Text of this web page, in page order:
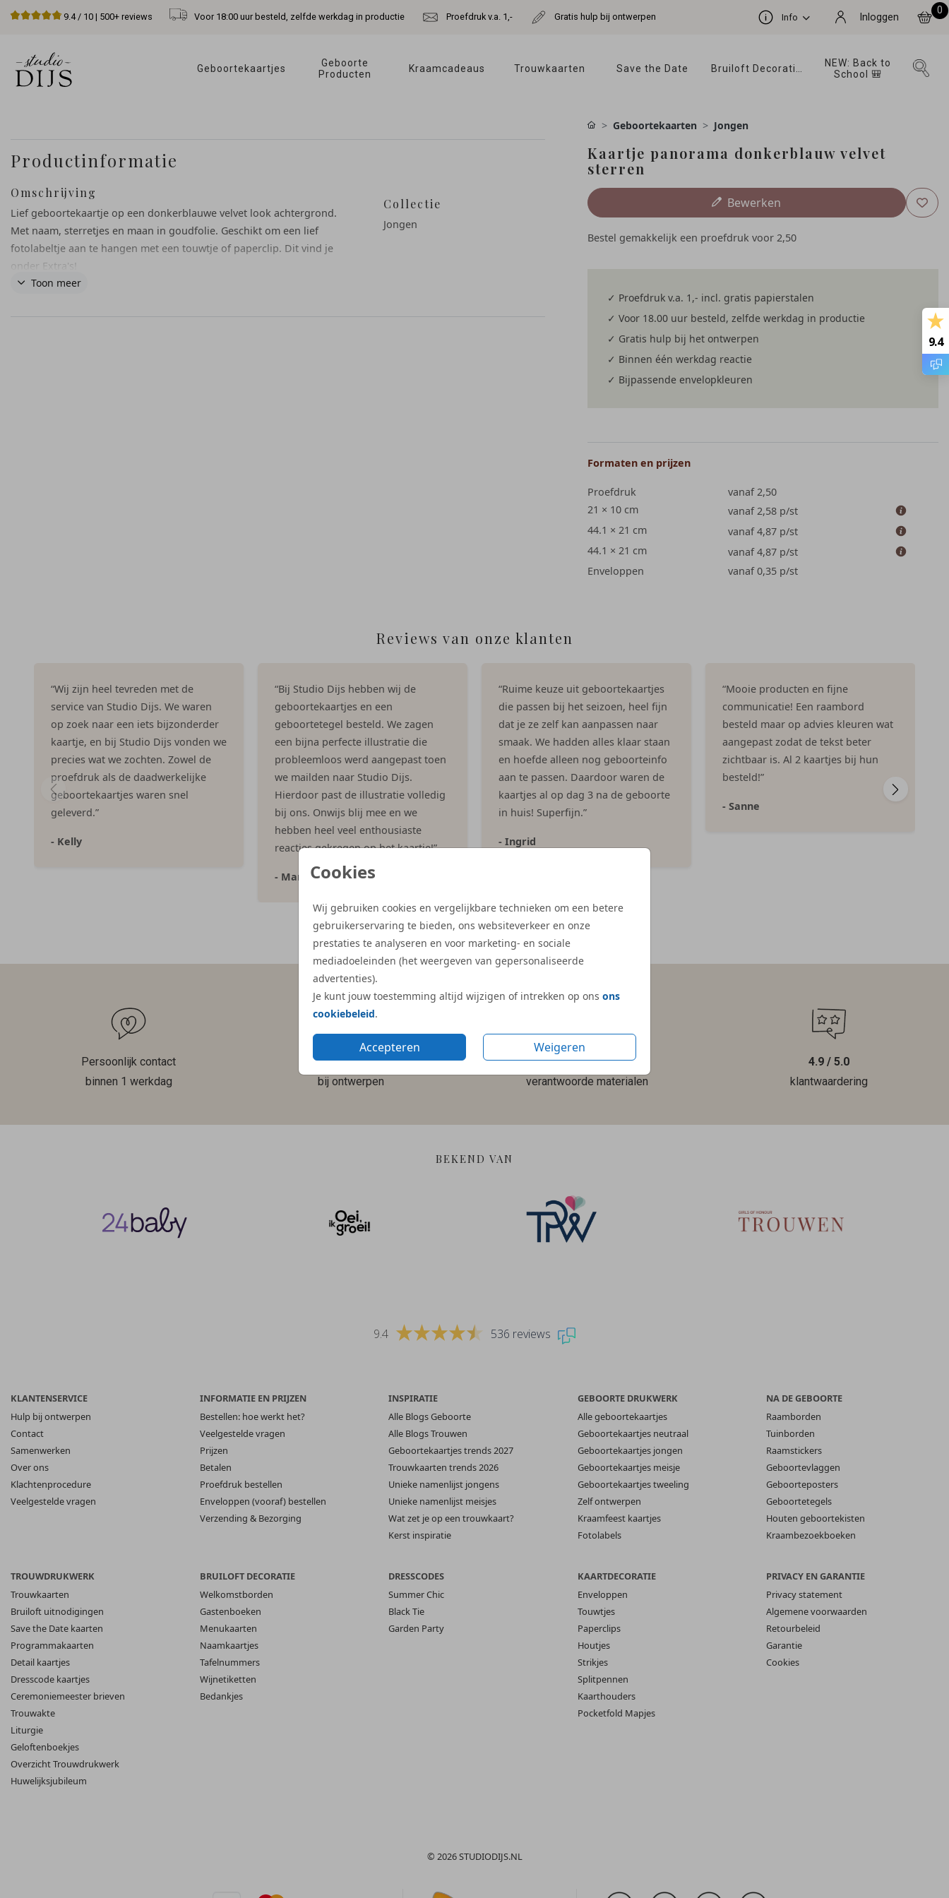
9.4/ 10 | 500+ reviews Voor 18:00 uur besteld, zelfde werkdag in productie Proefdruk v.a. 1,- Gratis hulp bij ontwerpen Info Inloggen
0
Geboortekaartjes
Geboorte
Producten
Kraamcadeaus Trouwkaarten Save the Date
NEW: Back to
School 🎒
Cookies
Wij gebruiken cookies en vergelijkbare technieken om een betere
gebruikerservaring te bieden, ons websiteverkeer en onze
prestaties te analyseren en voor marketing- en sociale
mediadoeleinden (het weergeven van gepersonaliseerde
advertenties).
Je kunt jouw toestemming altijd wijzigen of intrekken op ons ons
cookiebeleid.
Accepteren Weigeren
Productinformatie
Omschrijving
Lief geboortekaartje op een donkerblauwe velvet look achtergrond.
Met naam, sterretjes en maan in goudfolie. Geschikt om een lief
fotolabeltje aan te hangen met een touwtje of paperclip. Dit vind je
onder Extra's!
Toon meer
Collectie
Jongen
Geboortekaarten Jongen
Kaartje panorama donkerblauw velvet
sterren
Bewerken
Bestel gemakkelijk een proefdruk voor 2,50
✓ Proefdruk v.a. 1,- incl. gratis papierstalen
✓ Voor 18.00 uur besteld, zelfde werkdag in productie
✓ Gratis hulp bij het ontwerpen
✓ Binnen één werkdag reactie
✓ Bijpassende envelopkleuren
Formaten en prijzen
Proefdruk
vanaf 2,50
21 × 10 cm
vanaf 2,58 p/st
44.1 × 21 cm
vanaf 4,87 p/st
44.1 × 21 cm
vanaf 4,87 p/st
Enveloppen
vanaf 0,35 p/st
9.4
Reviews van onze klanten
“Wij zijn heel tevreden met de
service van Studio Dijs. We waren
op zoek naar een iets bijzonderder
kaartje, en bij Studio Dijs vonden we
precies wat we zochten. Zowel de
proefdruk als de daadwerkelijke
geboortekaartjes waren snel
geleverd.”
- Kelly
“Bij Studio Dijs hebben wij de
geboortekaartjes en een
geboortetegel besteld. We zagen
een bijna perfecte illustratie die
probleemloos werd aangepast toen
we mailden naar Studio Dijs.
Hierdoor past de illustratie volledig
bij ons. Onwijs blij mee en we
hebben heel veel enthousiaste
reacties gekregen op het kaartje!”
- Marloes
“Ruime keuze uit geboortekaartjes
die passen bij het seizoen, heel fijn
dat je ze zelf kan aanpassen naar
smaak. We hadden alles klaar staan
en hoefde alleen nog geboorteinfo
aan te passen. Daardoor waren de
kaartjes al op dag 3 na de geboorte
in huis! Superfijn.”
- Ingrid
“Mooie producten en fijne
communicatie! Een raambord
besteld maar op advies kleuren wat
aangepast zodat de tekst beter
zichtbaar is. Al 2 kaartjes bij hun
besteld!”
- Sanne
Meer reviews
Persoonlijk contact
binnen 1 werkdag
Gratis hulp
bij ontwerpen
Duurzame en
verantwoorde materialen
4.9 / 5.0
klantwaardering
BEKEND VAN
9.4 536 reviews
KLANTENSERVICE
Hulp bij ontwerpen
Contact
Samenwerken
Over ons
Klachtenprocedure
Veelgestelde vragen
INFORMATIE EN PRIJZEN
Bestellen: hoe werkt het?
Veelgestelde vragen
Prijzen
Betalen
Proefdruk bestellen
Enveloppen (vooraf) bestellen
Verzending & Bezorging
INSPIRATIE
Alle Blogs Geboorte
Alle Blogs Trouwen
Geboortekaartjes trends 2027
Trouwkaarten trends 2026
Unieke namenlijst jongens
Unieke namenlijst meisjes
Wat zet je op een trouwkaart?
Kerst inspiratie
GEBOORTE DRUKWERK
Alle geboortekaartjes
Geboortekaartjes neutraal
Geboortekaartjes jongen
Geboortekaartjes meisje
Geboortekaartjes tweeling
Zelf ontwerpen
Kraamfeest kaartjes
Fotolabels
NA DE GEBOORTE
Raamborden
Tuinborden
Raamstickers
Geboortevlaggen
Geboorteposters
Geboortetegels
Houten geboortekisten
Kraambezoekboeken
TROUWDRUKWERK
Trouwkaarten
Bruiloft uitnodigingen
Save the Date kaarten
Programmakaarten
Detail kaartjes
Dresscode kaartjes
Ceremoniemeester brieven
Trouwakte
Liturgie
Geloftenboekjes
Overzicht Trouwdrukwerk
Huwelijksjubileum
BRUILOFT DECORATIE
Welkomstborden
Gastenboeken
Menukaarten
Naamkaartjes
Tafelnummers
Wijnetiketten
Bedankjes
DRESSCODES
Summer Chic
Black Tie
Garden Party
KAARTDECORATIE
Enveloppen
Touwtjes
Paperclips
Houtjes
Strikjes
Splitpennen
Kaarthouders
Pocketfold Mapjes
PRIVACY EN GARANTIE
Privacy statement
Algemene voorwaarden
Retourbeleid
Garantie
Cookies
© 2026 STUDIODIJS.NL